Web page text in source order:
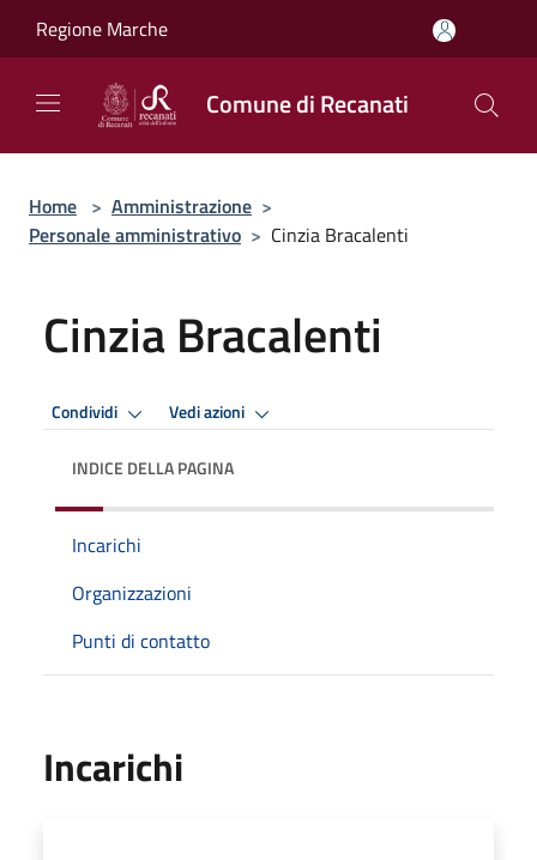
Regione Marche
Comune di Recanati
Home > Amministrazione >
Personale amministrativo > Cinzia Bracalenti
Cinzia Bracalenti
Condividi Vedi azioni
INDICE DELLA PAGINA
Incarichi
Organizzazioni
Punti di contatto
Incarichi